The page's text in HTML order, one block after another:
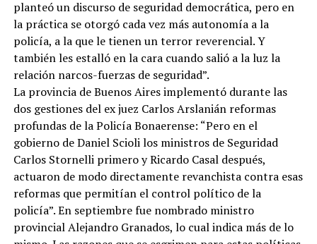
planteó un discurso de seguridad democrática, pero en
la práctica se otorgó cada vez más autonomía a la
policía, a la que le tienen un terror reverencial. Y
también les estalló en la cara cuando salió a la luz la
relación narcos-fuerzas de seguridad”.
La provincia de Buenos Aires implementó durante las
dos gestiones del ex juez Carlos Arslanián reformas
profundas de la Policía Bonaerense: “Pero en el
gobierno de Daniel Scioli los ministros de Seguridad
Carlos Stornelli primero y Ricardo Casal después,
actuaron de modo directamente revanchista contra esas
reformas que permitían el control político de la
policía”. En septiembre fue nombrado ministro
provincial Alejandro Granados, lo cual indica más de lo